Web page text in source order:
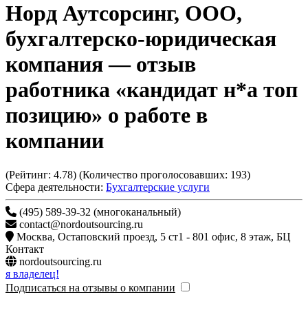
Норд Аутсорсинг, ООО,
бухгалтерско-юридическая
компания— отзыв
работника «кандидат н*а топ
позицию» о работе в
компании
(Рейтинг: 4.78) (Количество проголосовавших: 193)
Сфера деятельности: Бухгалтерские услуги
(495) 589-39-32 (многоканальный)
contact@nordoutsourcing.ru
Москва, Остаповский проезд, 5 ст1 - 801 офис, 8 этаж, БЦ
Контакт
nordoutsourcing.ru
я владелец!
Подписаться на отзывы о компании